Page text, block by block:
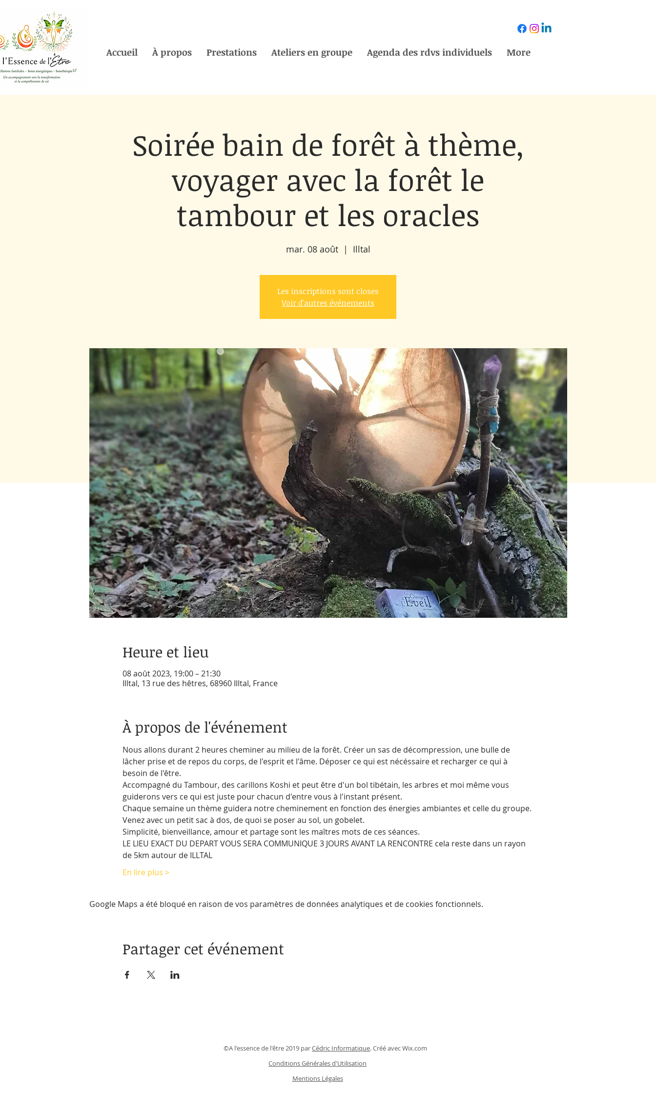
Accueil À propos Prestations Ateliers en groupe Agenda des rdvs individuels More
Soirée bain de forêt à thème,
voyager avec la forêt le
tambour et les oracles
mar. 08 août
  |
Illtal
Les inscriptions sont closes
Voir d'autres événements
Heure et lieu
08 août 2023, 19:00 – 21:30
Illtal, 13 rue des hêtres, 68960 Illtal, France
À propos de l'événement
Nous allons durant 2 heures cheminer au milieu de la forêt. Créer un sas de décompression, une bulle de
lâcher prise et de repos du corps, de l'esprit et l'âme. Déposer ce qui est nécéssaire et recharger ce qui à
besoin de l'être.
Accompagné du Tambour, des carillons Koshi et peut être d'un bol tibétain, les arbres et moi même vous
guiderons vers ce qui est juste pour chacun d'entre vous à l'instant présent.
Chaque semaine un thème guidera notre cheminement en fonction des énergies ambiantes et celle du groupe.
Venez avec un petit sac à dos, de quoi se poser au sol, un gobelet.
Simplicité, bienveillance, amour et partage sont les maîtres mots de ces séances.
LE LIEU EXACT DU DEPART VOUS SERA COMMUNIQUE 3 JOURS AVANT LA RENCONTRE cela reste dans un rayon
de 5km autour de ILLTAL
En lire plus >
Google Maps a été bloqué en raison de vos paramètres de données analytiques et de cookies fonctionnels.
Partager cet événement
©A l'essence de l'être 2019 parCédric Informatique. Créé avecWix.com
Conditions Générales d'Utilisation
Mentions Légales